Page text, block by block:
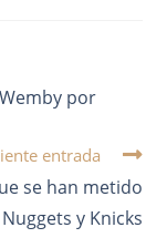
por
entrada
se han metido
Nuggets y Knicks